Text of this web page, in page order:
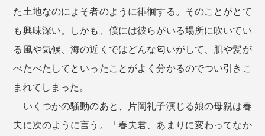
た土地なのによそ者のように徘徊する。そのことがとて
も興味深い。しかも、僕には彼らがいる場所に吹いてい
る風や気候、海の近くではどんな匂いがして、肌や髪が
べたべたしてといったことがよく分かるのでつい引きこ
まれてしまった。
いくつかの騒動のあと、片岡礼子演じる娘の母親は春
夫に次のように言う。「春夫君、あまりに変わってなか